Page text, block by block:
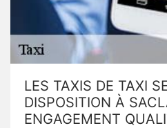
LES TAXIS DE TAXI
DISPOSITION À
ENGAGEMENT